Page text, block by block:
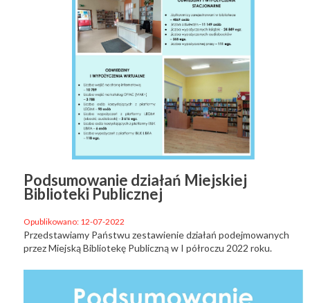
Podsumowanie działań Miejskiej
Biblioteki Publicznej
Opublikowano: 12-07-2022
Przedstawiamy Państwu zestawienie działań podejmowanych
przez Miejską Bibliotekę Publiczną w I półroczu 2022 roku.